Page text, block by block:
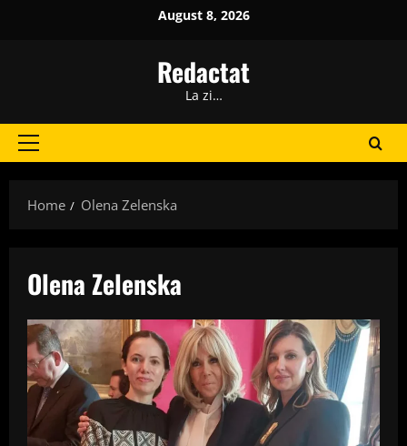
August 8, 2026
Redactat
La zi…
Primary
Home
Olena Zelenska
Olena Zelenska